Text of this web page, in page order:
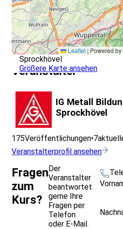
Leaflet |Powered
Sprockhövel
Größere Karte ansehen
Veranstalter
IG Metall
Sprockhövel
175Veröffentlichungen•7
Veranstalterprofil ansehen
Fragen
zum
Kurs?
Der
Veranstalter
beantwortet
gerne Ihre
Fragen per
Telefon
oder E-Mail.